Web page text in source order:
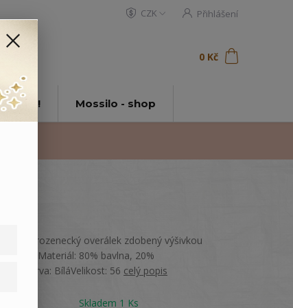
CZK Přihlášení
0 Kč
Mossilo - shop
novorozenecký overálek zdobený výšivkou
80% bavlna, 20%
BíláVelikost: 56 celý popis
Skladem 1 Ks